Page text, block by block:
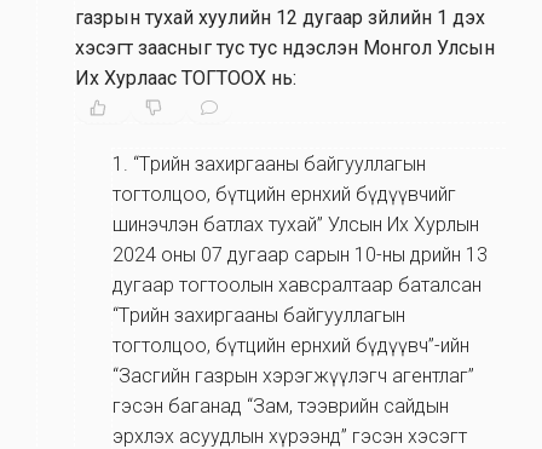
газрын тухай хуулийн 12 дугаар зүйлийн 1 дэх
хэсэгт заасныг тус тус үндэслэн Монгол Улсын
Их Хурлаас ТОГТООХ нь:
1. “Төрийн захиргааны байгууллагын
тогтолцоо, бүтцийн ерөнхий бүдүүвчийг
шинэчлэн батлах тухай” Улсын Их Хурлын
2024 оны 07 дугаар сарын 10-ны өдрийн 13
дугаар тогтоолын хавсралтаар баталсан
“Төрийн захиргааны байгууллагын
тогтолцоо, бүтцийн ерөнхий бүдүүвч”-ийн
“Засгийн газрын хэрэгжүүлэгч агентлаг”
гэсэн баганад “Зам, тээврийн сайдын
эрхлэх асуудлын хүрээнд” гэсэн хэсэгт